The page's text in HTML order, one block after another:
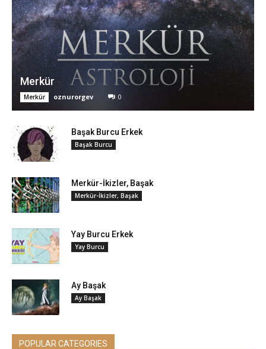
Merkür
Merkür oznurorgev 0
Başak Burcu Erkek
Başak Burcu
Merkür-İkizler, Başak
Merkür-İkizler, Başak
Yay Burcu Erkek
Yay Burcu
Ay Başak
Ay Başak
POPULAR CATEGORIES